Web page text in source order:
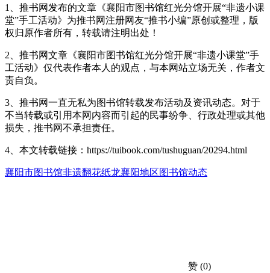
1、推书网发布的文章《襄阳市图书馆红光分馆开展“非遗小课
堂”手工活动》为推书网注册网友“推书小编”原创或整理，版
权归原作者所有，转载请注明出处！
2、推书网文章《襄阳市图书馆红光分馆开展“非遗小课堂”手
工活动》仅代表作者本人的观点，与本网站立场无关，作者文
责自负。
3、推书网一直无私为图书馆转载发布活动及资讯动态。对于
不当转载或引用本网内容而引起的民事纷争、行政处理或其他
损失，推书网不承担责任。
4、本文转载链接：https://tuibook.com/tushuguan/20294.html
襄阳市图书馆非遗翻花纸龙襄阳地区图书馆动态
赞 (0)